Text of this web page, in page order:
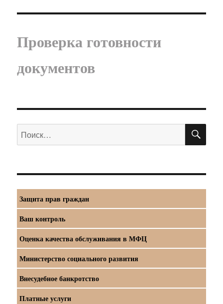
Проверка готовности
документов
Искать:
Защита прав граждан
Ваш контроль
Оценка качества обслуживания в МФЦ
Министерство социального развития
Внесудебное банкротство
Платные услуги